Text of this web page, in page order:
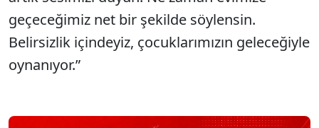
geçeceğimiz net bir şekilde söylensin.
Belirsizlik içindeyiz, çocuklarımızın geleceğiyle
oynanıyor.”